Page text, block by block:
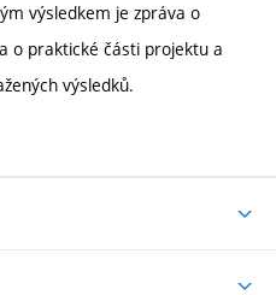
výsledkem je zpráva o
o praktické části projektu a
výsledků.